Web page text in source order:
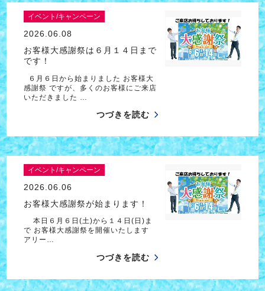
イベント/キャンペーン
2026.06.08
お客様大感謝祭は６月１４日まで
です！
６月６日から始まりました お客様大
感謝祭 ですが、多くのお客様にご来店
いただきました …
つづきを読む
イベント/キャンペーン
2026.06.06
お客様大感謝祭が始まります！
本日６月６日(土)から１４日(日)ま
で お客様大感謝祭を開催いたします
アリー…
つづきを読む